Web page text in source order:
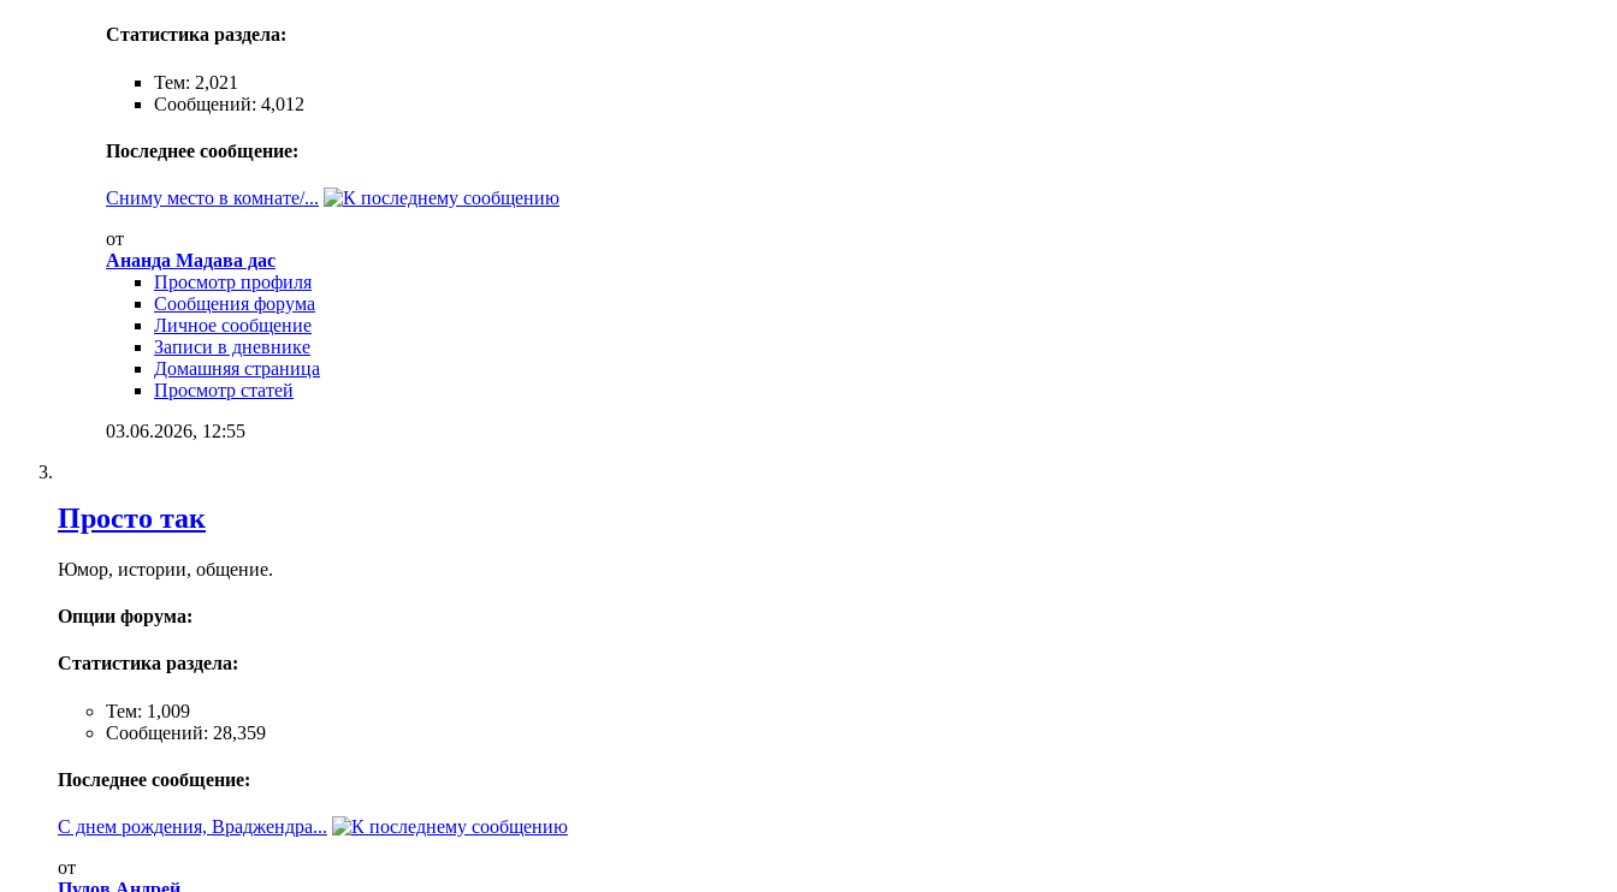
Статистика раздела:
Тем: 2,021
Сообщений: 4,012
Последнее сообщение:
Сниму место в комнате/...
от
Ананда Мадава дас
Просмотр профиля
Сообщения форума
Личное сообщение
Записи в дневнике
Домашняя страница
Просмотр статей
03.06.2026, 12:55
Просто так
Юмор, истории, общение.
Опции форума:
Статистика раздела:
Тем: 1,009
Сообщений: 28,359
Последнее сообщение:
С днем рождения, Враджендра...
от